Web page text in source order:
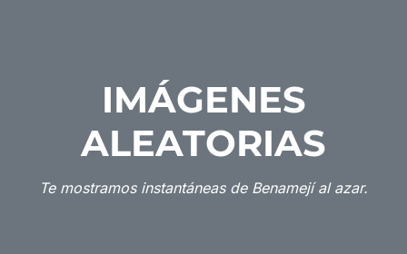
IMÁGENES
ALEATORIAS
Te mostramos instantáneas de Benamejí al azar.